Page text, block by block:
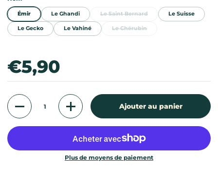
Émir Le Ghandi Le Saint Bernard Le Suisse
Le Gecko Le Vahiné Le Chérubin
Prix:
€5,90
Quantité
Ajouter au panier
Plus de moyens de paiement